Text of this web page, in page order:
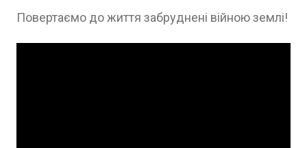
Повертаємо до життя забруднені війною землі!